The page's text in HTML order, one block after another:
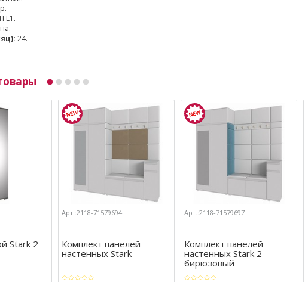
Е1.
24.
Stark 2
Арт.:2118-71579694
Комплект панелей
настенных Stark
Арт.:2118-71579697
Комплект панелей
настенных Stark 2
бирюзовый